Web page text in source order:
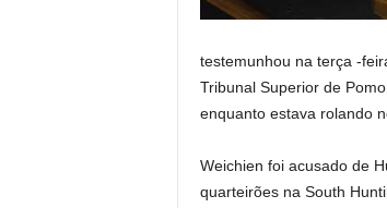
testemunhou na terça -
Tribunal Superior de
enquanto estava rolando
Weichien foi acusado de
quarteirões na South